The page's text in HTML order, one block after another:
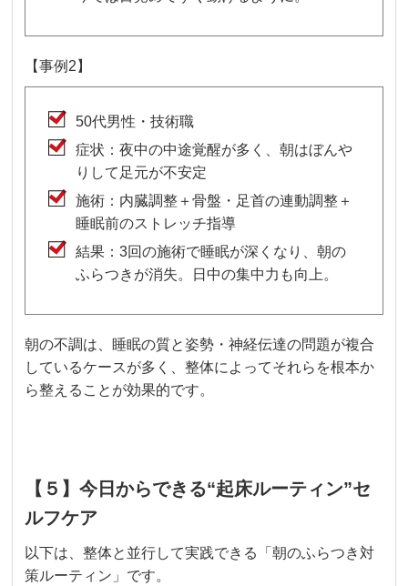
【事例2】
50代男性・技術職
症状：夜中の中途覚醒が多く、朝はぼんや
りして足元が不安定
施術：内臓調整＋骨盤・足首の連動調整＋
睡眠前のストレッチ指導
結果：3回の施術で睡眠が深くなり、朝の
ふらつきが消失。日中の集中力も向上。
朝の不調は、睡眠の質と姿勢・神経伝達の問題が複合
しているケースが多く、整体によってそれらを根本か
ら整えることが効果的です。
【５】今日からできる“起床ルーティン”セ
ルフケア
以下は、整体と並行して実践できる「朝のふらつき対
策ルーティン」です。